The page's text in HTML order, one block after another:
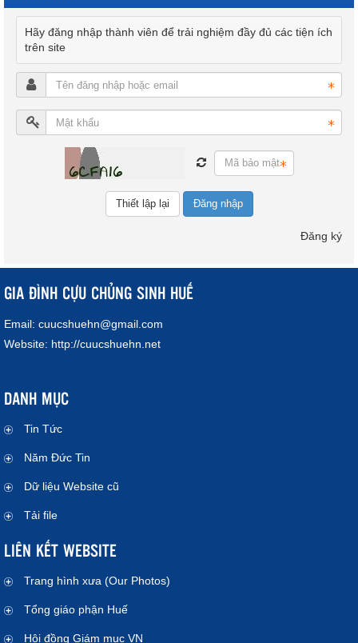
Hãy đăng nhập thành viên để trải nghiệm đầy đủ các tiện ích
trên site
Đăng nhập
Đăng ký
GIA ĐÌNH CỰU CHỦNG SINH HUẾ
Email: cuucshuehn@gmail.com
Website: http://cuucshuehn.net
DANH MỤC
Tin Tức
Năm Đức Tin
Dữ liệu Website cũ
Tải file
LIÊN KẾT WEBSITE
Trang hình xưa (Our Photos)
Tổng giáo phận Huế
Hội đồng Giám mục VN